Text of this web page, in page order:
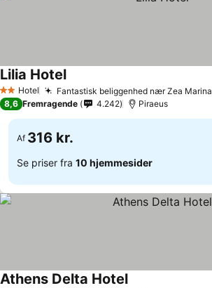
2 Stjerner
Hotel Fantastisk beliggenhed nær Zea Marina
Lilia Hotel
8,6 Fremragende 4.242 Piraeus
Af 316 kr.
Se priser fra 10 hjemmesider
Athens Delta Hotel